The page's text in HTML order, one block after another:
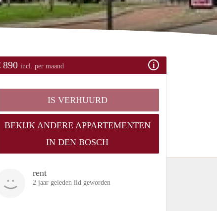
890 incl. per maand
IS VERHUURD
BEKIJK ANDERE APPARTEMENTEN
IN DEN BOSCH
rent
2 jaar geleden lid geworden